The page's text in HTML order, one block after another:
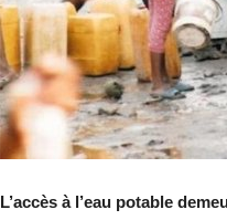
L’accès à l’eau potable